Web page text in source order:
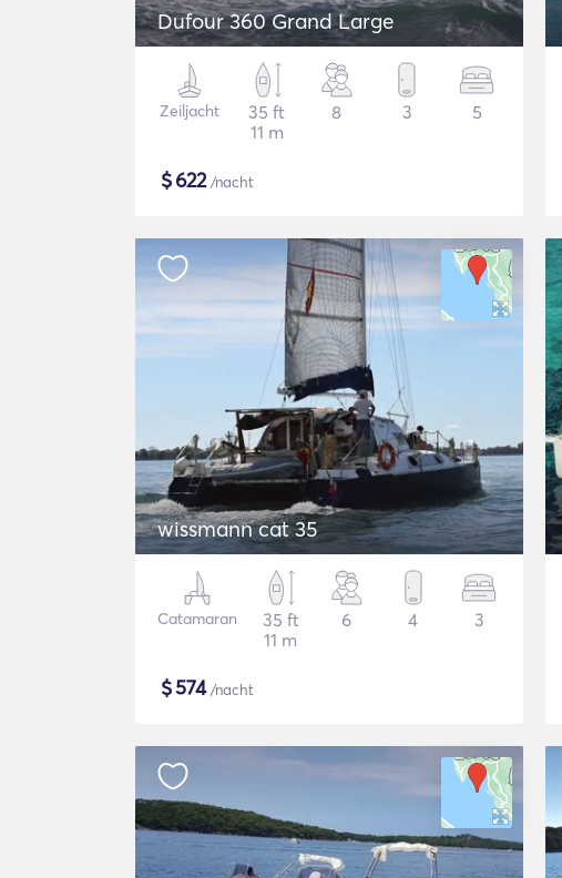
Dufour 360 Grand Large
Zeiljacht
35 ft
11 m
8 3 5
$622/nacht
wissmann cat 35
Catamaran
35 ft
11 m
6 4 3
$574/nacht